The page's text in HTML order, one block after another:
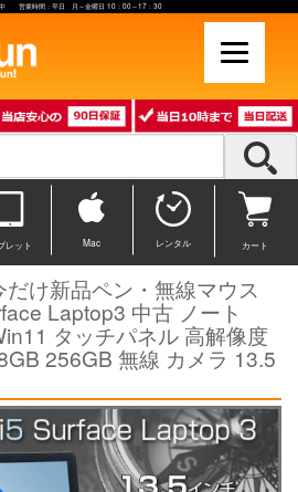
中 営業時間：平日 月～金曜日 10：00～17：30
レット Mac レンタル カート
だけ新品ペン・無線マウス
Laptop3 中古 ノート
タッチパネル 高解像度
256GB 無線 カメラ 13.5